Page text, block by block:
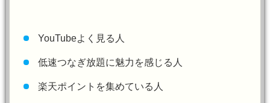
YouTubeよく見る人
低速つなぎ放題に魅力を感じる人
楽天ポイントを集めている人